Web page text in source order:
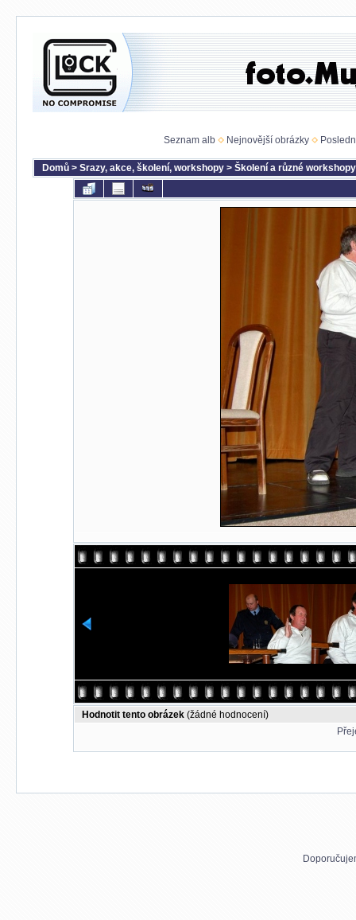
Seznam alb Nejnovější obrázky
Domů > Srazy, akce, školení, workshopy > Školení a různé workshopy
Hodnotit tento obrázek(žádné hodnocení)